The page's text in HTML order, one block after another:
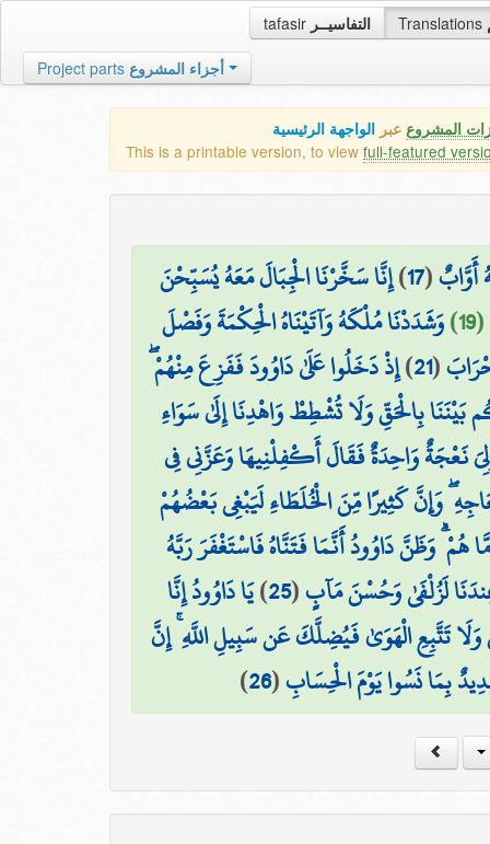
tafasir التفاسيــر Translations
Project parts أجزاء المشروع
المشروع عبر الواجهة الرئيسية
This is a printable version, to view full-featured
أَوَّابٌ(
17
)إِنَّا سَخَّرْنَا الْجِبَالَ مَعَهُ يُسَبِّحْنَ
وَشَدَدْنَا مُلْكَهُ وَآتَيْنَاهُ الْحِكْمَةَ وَفَصْلَ
(
21
)إِذْ دَخَلُوا عَلَىٰ دَاوُودَ فَفَزِعَ مِنْهُمْ ۖ
بِالْحَقِّ وَلَا تُشْطِطْ وَاهْدِنَا إِلَىٰ سَوَاءِ
نَعْجَةٌ وَاحِدَةٌ فَقَالَ أَكْفِلْنِيهَا وَعَزَّنِي فِي
وَإِنَّ كَثِيرًا مِّنَ الْخُلَطَاءِ لَيَبْغِي بَعْضُهُمْ
هُمْ ۗ وَظَنَّ دَاوُودُ أَنَّمَا فَتَنَّاهُ فَاسْتَغْفَرَ رَبَّهُ
لَزُلْفَىٰ وَحُسْنَ مَآبٍ(
25
)يَا دَاوُودُ إِنَّا
تَتَّبِعِ الْهَوَىٰ فَيُضِلَّكَ عَن سَبِيلِ اللَّهِ ۚ إِنَّ
بِمَا نَسُوا يَوْمَ الْحِسَابِ(
26
)